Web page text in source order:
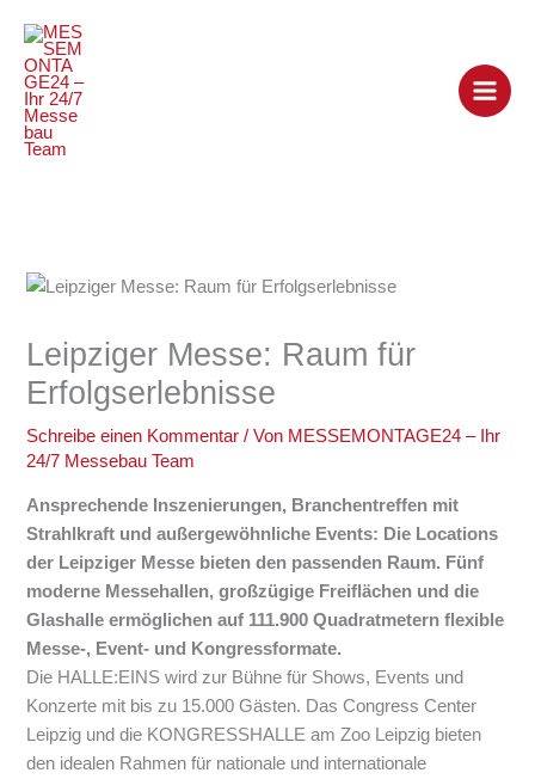
Inhalt
springen
Leipziger Messe: Raum für
Erfolgserlebnisse
Schreibe einen Kommentar / Von MESSEMONTAGE24 – Ihr
24/7 Messebau Team
Ansprechende Inszenierungen, Branchentreffen mit
Strahlkraft und außergewöhnliche Events: Die Locations
der Leipziger Messe bieten den passenden Raum. Fünf
moderne Messehallen, großzügige Freiflächen und die
Glashalle ermöglichen auf 111.900 Quadratmetern flexible
Messe-, Event- und Kongressformate.
Die HALLE:EINS wird zur Bühne für Shows, Events und
Konzerte mit bis zu 15.000 Gästen. Das Congress Center
Leipzig und die KONGRESSHALLE am Zoo Leipzig bieten
den idealen Rahmen für nationale und internationale